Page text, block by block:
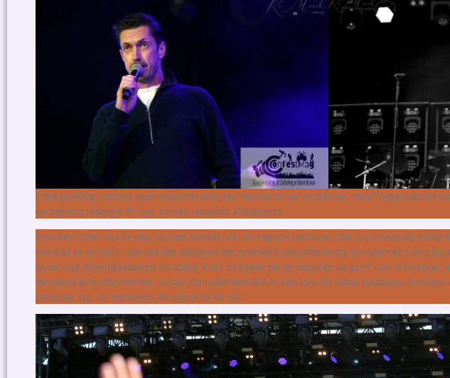
Côté parking, notons que nous n’avons pas rencontré de problème, mais l’organisation
un espace réservé. Et oui, on sait recevoir à Nieuport.
Rentrons donc sur le site, qui est installé sur un espace herbeux plat (ou presque)
marina) et un petit coin arboré longeant les premiers appartements du quartier. Les
qu’en cas d’omniprésence du soleil, il est possible de se dégoter un petit coin à l’ombre,
devaient être diluviennes, ce qui n’a nullement été le cas lors de notre passage, le
presque nul, vu l’absence de déclivité du sol.